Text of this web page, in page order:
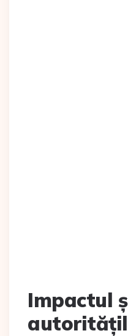
Impactul